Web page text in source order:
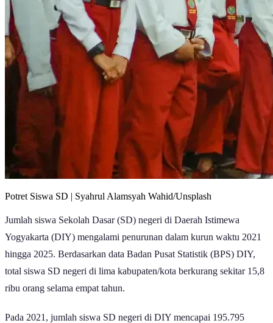
Potret Siswa SD | Syahrul Alamsyah Wahid/Unsplash
Jumlah siswa Sekolah Dasar (SD) negeri di Daerah Istimewa
Yogyakarta (DIY) mengalami penurunan dalam kurun waktu 2021
hingga 2025. Berdasarkan data Badan Pusat Statistik (BPS) DIY,
total siswa SD negeri di lima kabupaten/kota berkurang sekitar 15,8
ribu orang selama empat tahun.
Pada 2021, jumlah siswa SD negeri di DIY mencapai 195.795